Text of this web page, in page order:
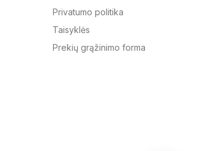
Privatumo politika
Taisyklės
Prekių grąžinimo forma